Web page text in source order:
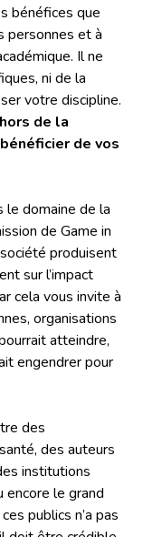
bénéfices que
personnes et à
Il ne
ni de la
votre discipline.
de la
de vos
le domaine de la
de Game in
produisent
sur l’impact
cela vous invite à
organisations
atteindre,
engendrer pour
des
des auteurs
institutions
encore le grand
publics n’a pas